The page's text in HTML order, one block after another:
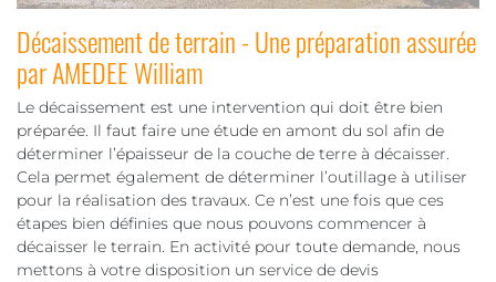
Décaissement de terrain - Une préparation assurée
par AMEDEE William
Le décaissement est une intervention qui doit être bien
préparée. Il faut faire une étude en amont du sol afin de
déterminer l’épaisseur de la couche de terre à décaisser.
Cela permet également de déterminer l’outillage à utiliser
pour la réalisation des travaux. Ce n’est une fois que ces
étapes bien définies que nous pouvons commencer à
décaisser le terrain. En activité pour toute demande, nous
mettons à votre disposition un service de devis